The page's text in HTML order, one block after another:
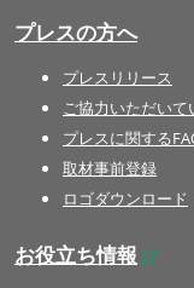
プレスの方へ
プレスリリース
ご協力いただいて
プレスに関する
取材事前登録
ロゴダウンロード
お役立ち情報